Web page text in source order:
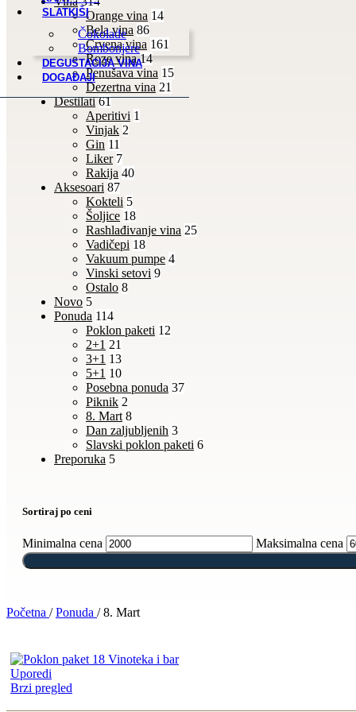
SLATKIŠI
Čokolade
Bombonjere
DEGUSTACIJA VINA
DOGAĐAJI
Orange vina 14
Bela vina 86
Crvena vina 161
Roze vina 14
Penušava vina 15
Dezertna vina 21
Destilati 61
Aperitivi 1
Vinjak 2
Gin 11
Liker 7
Rakija 40
Aksesoari 87
Kokteli 5
Šoljice 18
Rashlađivanje vina 25
Vadičepi 18
Vakuum pumpe 4
Vinski setovi 9
Ostalo 8
Novo 5
Ponuda 114
Poklon paketi 12
2+1 21
3+1 13
5+1 10
Posebna ponuda 37
Piknik 2
8. Mart 8
Dan zaljubljenih 3
Slavski poklon paketi 6
Preporuka 5
Sortiraj po ceni
Minimalna cena Maksimalna cena
Početna / Ponuda / 8. Mart
Uporedi
Brzi pregled